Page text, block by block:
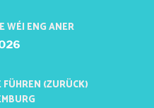
WÉI ENG ANER
FÜHREN (ZURÜCK)